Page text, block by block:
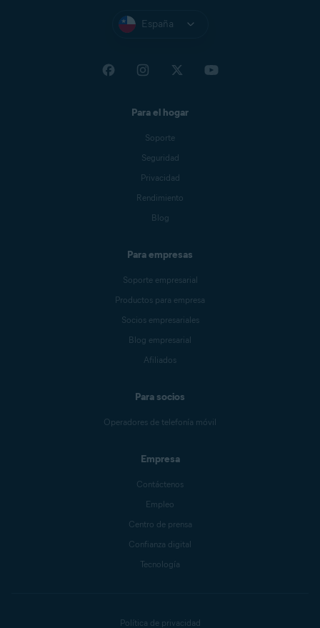
España
Para el hogar
Soporte
Seguridad
Privacidad
Rendimiento
Blog
Para empresas
Soporte empresarial
Productos para empresa
Socios empresariales
Blog empresarial
Afiliados
Para socios
Operadores de telefonía móvil
Empresa
Contáctenos
Empleo
Centro de prensa
Confianza digital
Tecnología
Política de privacidad